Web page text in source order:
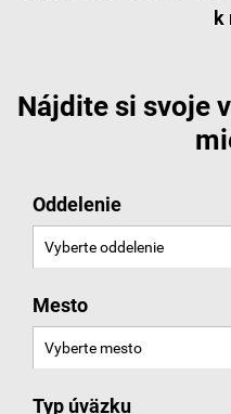
k
Nájdite si svoje
Oddelenie
Mesto
Typ úväzku